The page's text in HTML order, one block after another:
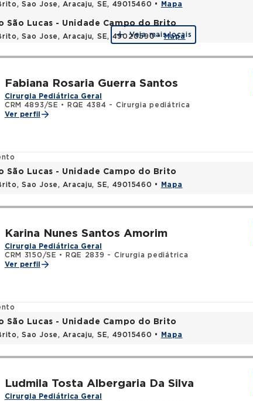
Sao Jose, Aracaju, SE, 49015460 • Mapa
São Lucas - Unidade Campo do Brito
Sao Jose, Aracaju, SE, 49020590 •Mapa
Veja mais locais
Fabiana Rosaria Guerra Santos
Cirurgia Pediátrica Geral
CRM 4893/SE •
RQE 4384 - Cirurgia pediátrica
Ver perfil
São Lucas - Unidade Campo do Brito
Sao Jose, Aracaju, SE, 49015460 • Mapa
Karina Nunes Santos Amorim
Cirurgia Pediátrica Geral
CRM 3150/SE •
RQE 2839 - Cirurgia pediátrica
Ver perfil
São Lucas - Unidade Campo do Brito
Sao Jose, Aracaju, SE, 49015460 • Mapa
Ludmila Tosta Albergaria Da Silva
Cirurgia Pediátrica Geral